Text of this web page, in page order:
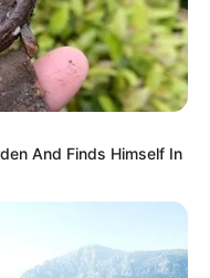
And Finds Himself In